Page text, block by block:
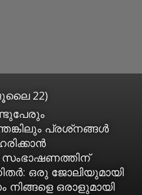
22)
പ്രശ്‌നങ്ങള്‍
ഒരു ജോലിയുമായി
നിങ്ങളെ ഒരാളുമായി